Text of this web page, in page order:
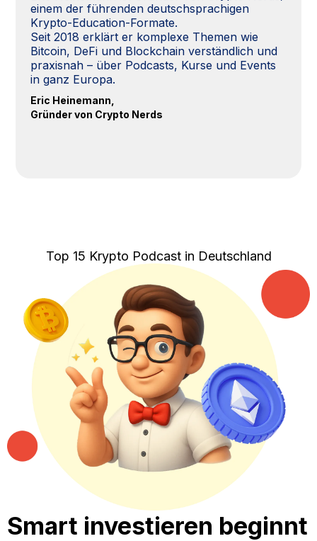
einem der führenden deutschsprachigen
Krypto-Education-Formate.
Seit 2018 erklärt er komplexe Themen wie
Bitcoin, DeFi und Blockchain verständlich und
praxisnah – über Podcasts, Kurse und Events
in ganz Europa.
Eric Heinemann,
Gründer von Crypto Nerds
Top 15 Krypto Podcast in Deutschland
Smart investieren beginnt